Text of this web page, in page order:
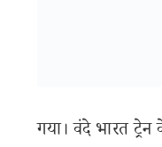
गया। वंदे भारत